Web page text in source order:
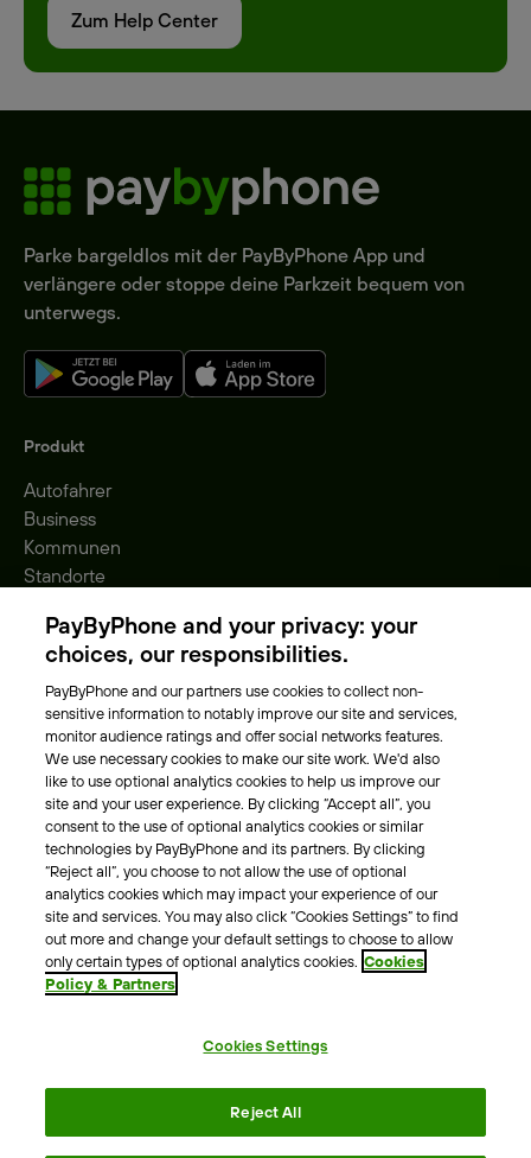
Zum Help Center
Parke bargeldlos mit der PayByPhone App und
verlängere oder stoppe deine Parkzeit bequem von
unterwegs.
Produkt
Autofahrer
Business
Kommunen
Standorte
Park-Vignette
Über Uns
Unser Team
Karriere
Presse
Blog
Kontakt & Hilfe
Kontakt
Support
Pressekontakt
AGBDatenschutzrichtlinieImpressumRechtshinweise
Erklärung zur Barrierefreiheit
PayByPhone and your privacy: your
choices, our responsibilities.
PayByPhone and our partners use cookies to collect non-
sensitive information to notably improve our site and services,
monitor audience ratings and offer social networks features.
We use necessary cookies to make our site work. We'd also
like to use optional analytics cookies to help us improve our
site and your user experience. By clicking “Accept all”, you
consent to the use of optional analytics cookies or similar
technologies by PayByPhone and its partners. By clicking
“Reject all”, you choose to not allow the use of optional
analytics cookies which may impact your experience of our
site and services. You may also click “Cookies Settings” to find
out more and change your default settings to choose to allow
only certain types of optional analytics cookies. Cookies
Policy & Partners
Cookies Settings
Reject All